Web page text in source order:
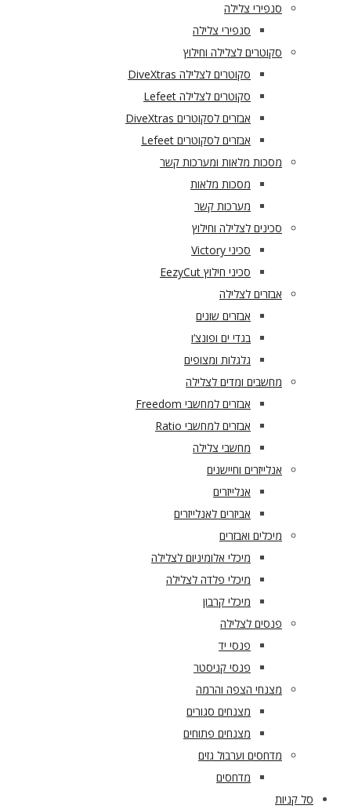
סנפירי צלילה
סנפירי צלילה
סקוטרים לצלילה וחילוץ
סקוטרים לצלילה DiveXtras
סקוטרים לצלילה Lefeet
אבזרים לסקוטרים DiveXtras
אבזרים לסקוטרים Lefeet
מסכות מלאות ומערכות קשר
מסכות מלאות
מערכות קשר
סכינים לצלילה וחילוץ
סכיני Victory
סכיני חילוץ EezyCut
אבזרים לצלילה
אבזרים שונים
בגדי ים ופונצ’ו
גלגלות ומצופים
מחשבים ומדים לצלילה
אבזרים למחשבי Freedom
אבזרים למחשבי Ratio
מחשבי צלילה
אנלייזרים וחיישנים
אנלייזרים
אביזרים לאנלייזרים
מיכלים ואבזרים
מיכלי אלומיניום לצלילה
מיכלי פלדה לצלילה
מיכלי קרבון
פנסים לצלילה
פנסי יד
פנסי קניסטר
מצנחי הצפה והרמה
מצנחים סגורים
מצנחים פתוחים
מדחסים וערבול גזים
מדחסים
סל קניות